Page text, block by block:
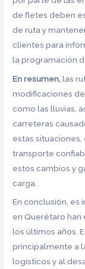
de fletes deben
de ruta y
clientes para
la programación
En resumen,las
modificaciones
como las lluvias,
carreteras
estas
transporte
estos cambios y
carga.
En conclusión, es
en Querétaro
los últimos años.
principalmente a
logísticos y al